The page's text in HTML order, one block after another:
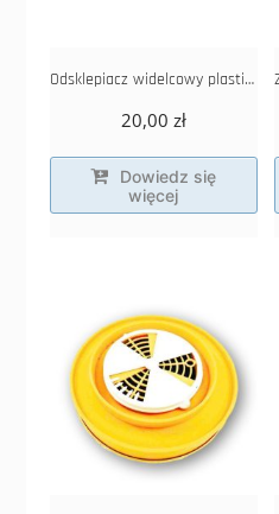
Odsklepiacz widelcowy plastikowy, zęby gięte
20,00 zł
Dowiedz się
więcej